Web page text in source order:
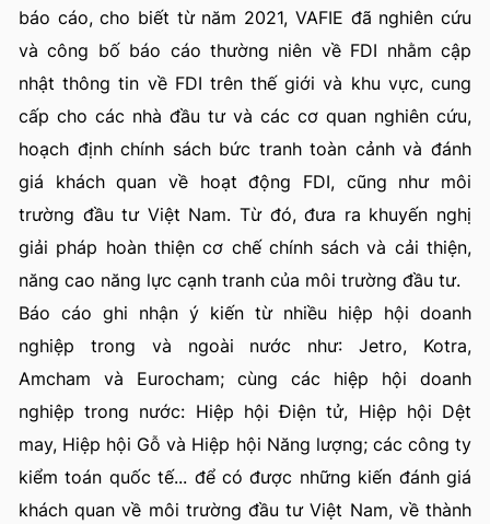
báo cáo, cho biết từ năm 2021, VAFIE đã nghiên cứu
và công bố báo cáo thường niên về FDI nhằm cập
nhật thông tin về FDI trên thế giới và khu vực, cung
cấp cho các nhà đầu tư và các cơ quan nghiên cứu,
hoạch định chính sách bức tranh toàn cảnh và đánh
giá khách quan về hoạt động FDI, cũng như môi
trường đầu tư Việt Nam. Từ đó, đưa ra khuyến nghị
giải pháp hoàn thiện cơ chế chính sách và cải thiện,
năng cao năng lực cạnh tranh của môi trường đầu tư.
Báo cáo ghi nhận ý kiến từ nhiều hiệp hội doanh
nghiệp trong và ngoài nước như: Jetro, Kotra,
Amcham và Eurocham; cùng các hiệp hội doanh
nghiệp trong nước: Hiệp hội Điện tử, Hiệp hội Dệt
may, Hiệp hội Gỗ và Hiệp hội Năng lượng; các công ty
kiểm toán quốc tế... để có được những kiến đánh giá
khách quan về môi trường đầu tư Việt Nam, về thành